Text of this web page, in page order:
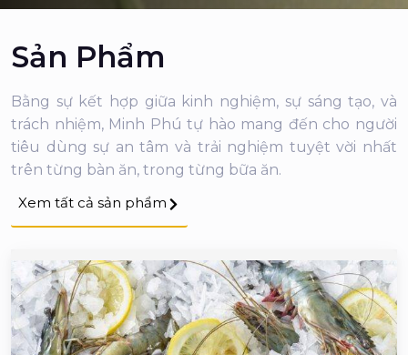
Sản Phẩm
Xem tất cả sản phẩm
Bằng sự kết hợp giữa kinh nghiệm, sự sáng tạo, và
trách nhiệm, Minh Phú tự hào mang đến cho người
tiêu dùng sự an tâm và trải nghiệm tuyệt vời nhất
trên từng bàn ăn, trong từng bữa ăn.